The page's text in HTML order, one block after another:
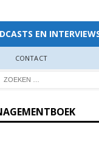
EN
CONTACT